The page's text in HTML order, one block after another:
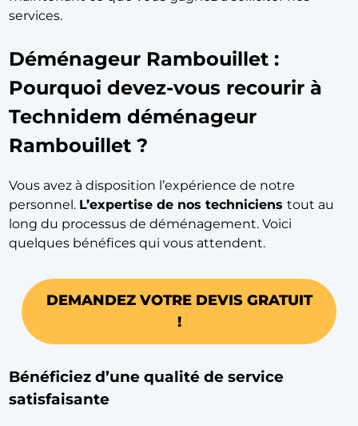
services.
Déménageur Rambouillet :
Pourquoi devez-vous recourir à
Technidem déménageur
Rambouillet ?
Vous avez à disposition l’expérience de notre
personnel. L’expertise de nos technicienstout au
long du processus de déménagement. Voici
quelques bénéfices qui vous attendent.
DEMANDEZ VOTRE DEVIS GRATUIT
!
Bénéficiez d’une qualité de service
satisfaisante